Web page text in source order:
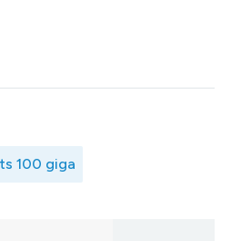
100 giga